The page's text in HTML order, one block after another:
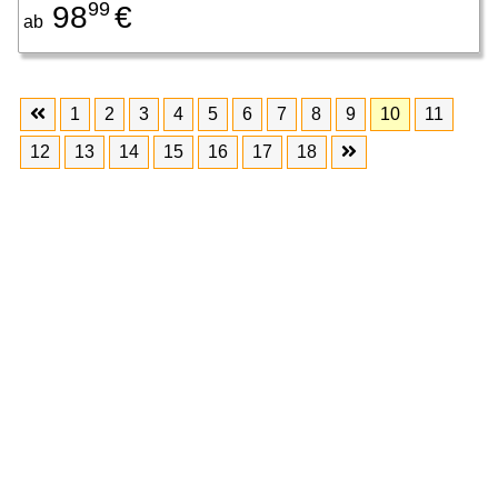
ab 9899 €
1 2 3 4 5 6 7 8 9 10
11
12
13 14 15 16 17 18